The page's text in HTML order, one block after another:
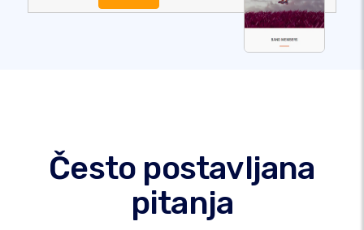
Često postavljana
pitanja